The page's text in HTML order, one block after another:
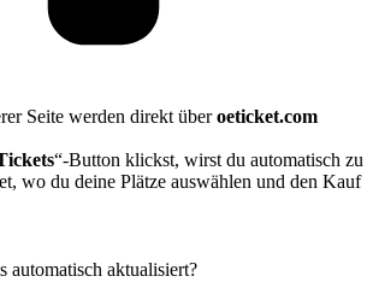
Seite werden direkt überoeticket.com
“-Button klickst, wirst du automatisch zu
wo du deine Plätze auswählen und den Kauf
automatisch aktualisiert?